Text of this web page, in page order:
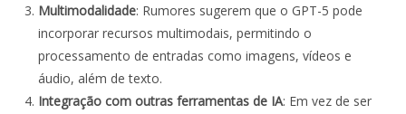
Multimodalidade: Rumores sugerem que o GPT-5 pode
incorporar recursos multimodais, permitindo o
processamento de entradas como imagens, vídeos e
áudio, além de texto.
Integração com outras ferramentas de IA: Em vez de ser